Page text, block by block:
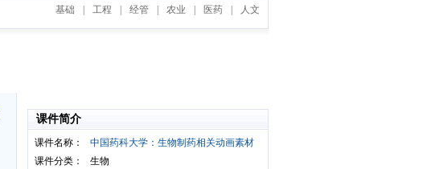
基础 工程 经管 农业 医药 人文
课件简介
课件名称：
中国药科大学：生物制药相关动画素材
课件分类：
生物